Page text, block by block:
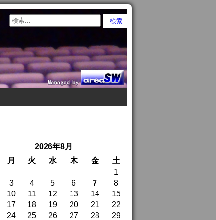
2026年8月
月 火 水 木 金
土
1
3 4 5 6 7
8
10 11 12 13 14
15
17 18 19 20 21
22
24 25 26 27 28 29